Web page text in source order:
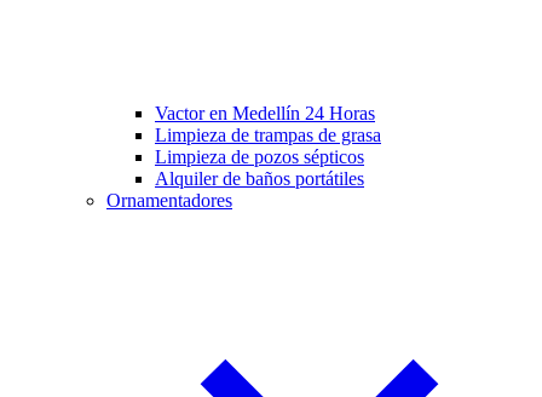
Vactor en Medellín 24 Horas
Limpieza de trampas de grasa
Limpieza de pozos sépticos
Alquiler de baños portátiles
Ornamentadores